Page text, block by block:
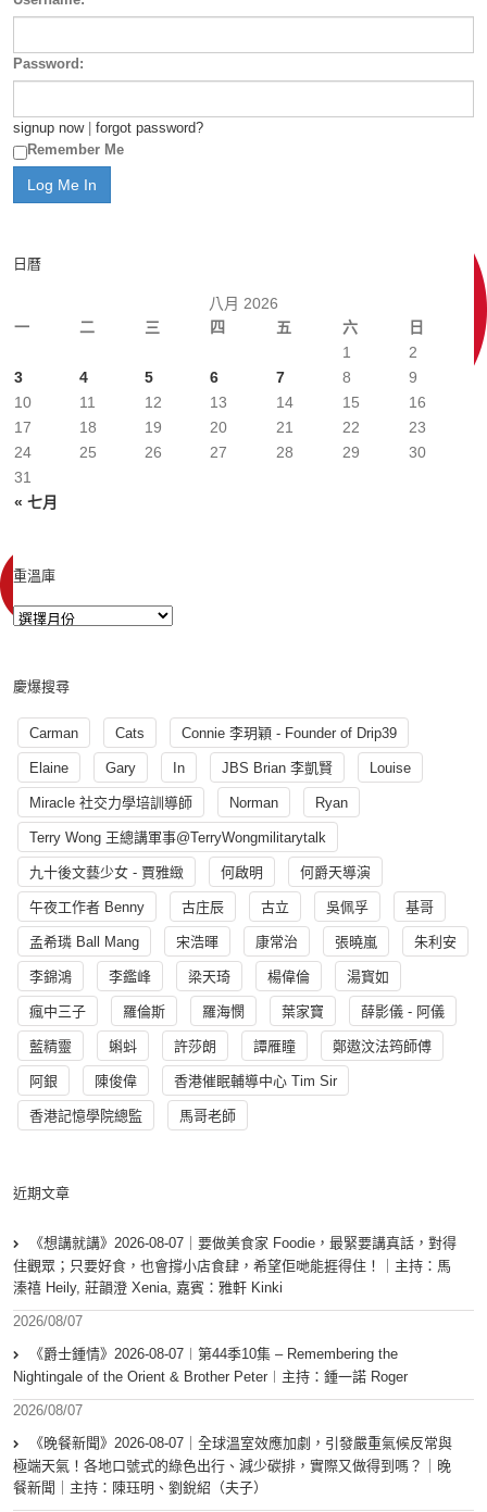
Password:
signup now| forgot password?
Remember Me
日曆
八月 2026
一
二 三 四 五 六 日
« 七月
1
2
3
4 5 6 7 8
9
10
11 12 13 14 15
16
17
18 19 20 21 22
23
24
25 26 27 28 29
30
31
重溫庫
慶爆搜尋
Carman Cats Connie 李玥穎 - Founder of Drip39
Elaine Gary In JBS Brian 李凱賢 Louise
Miracle 社交力學培訓導師 Norman Ryan
Terry Wong 王總講軍事@TerryWongmilitarytalk
九十後文藝少女 - 賈雅緻 何啟明 何爵天導演
午夜工作者 Benny 古庄辰 古立 吳佩孚 基哥
孟希璘 Ball Mang 宋浩暉 康常治 張曉嵐 朱利安
李錦鴻 李鑑峰 梁天琦 楊偉倫 湯寳如
瘋中三子 羅倫斯 羅海憫 葉家寶 薛影儀 - 阿儀
藍精靈 蝌蚪 許莎朗 譚雁瞳 鄭遨汶法筠師傅
阿銀 陳俊偉 香港催眠輔導中心 Tim Sir
香港記憶學院總監 馬哥老師
近期文章
《想講就講》2026-08-07｜要做美食家 Foodie，最緊要講真話，對得
住觀眾；只要好食，也會撐小店食肆，希望佢哋能捱得住！｜主持：馬
溱禧 Heily, 莊韻澄 Xenia, 嘉賓：雅軒 Kinki
2026/08/07
《爵士鍾情》2026-08-07︱第44季10集 – Remembering the
Nightingale of the Orient & Brother Peter︱主持：鍾一諾 Roger
2026/08/07
《晚餐新聞》2026-08-07｜全球溫室效應加劇，引發嚴重氣候反常與
極端天氣！各地口號式的綠色出行、減少碳排，實際又做得到嗎？｜晚
餐新聞｜主持：陳珏明、劉銳紹（夫子）